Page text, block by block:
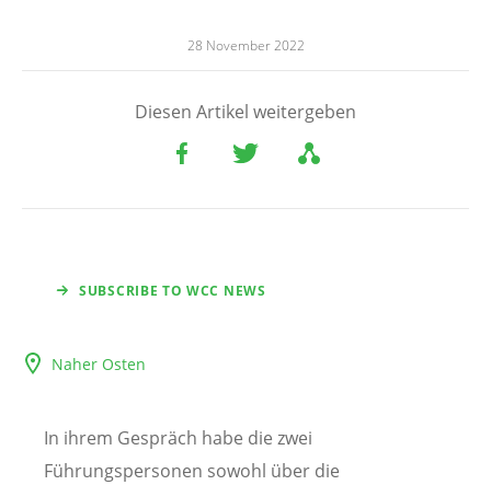
28 November 2022
Diesen Artikel weitergeben
SUBSCRIBE TO WCC NEWS
Naher Osten
In ihrem Gespräch habe die zwei
Führungspersonen sowohl über die